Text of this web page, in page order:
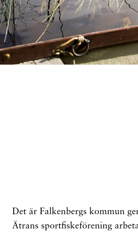
Det är Falkenbergs kommun
Ätrans sportfiskeförening